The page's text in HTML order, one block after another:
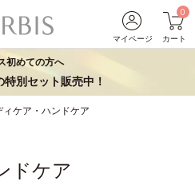
マイページ
0
カート
初めての方へ
別セット販売中！
ィケア・ハンドケア
ドケア